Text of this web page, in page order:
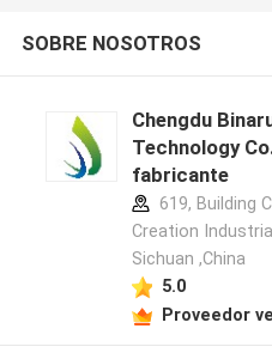
SOBRE NOSOTROS
Chengdu
Technology
fabricante
619, Building
Creation
Sichuan ,China
5.0
Proveedor